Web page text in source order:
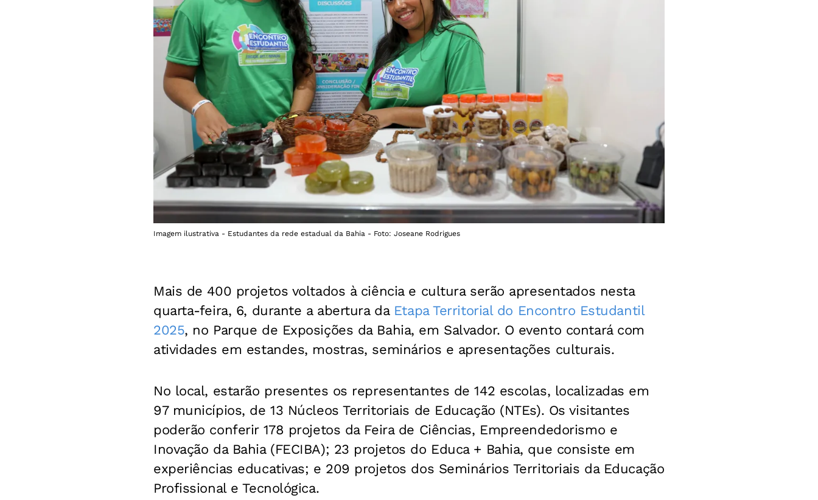
Imagem ilustrativa - Estudantes da rede estadual da Bahia - Foto: Joseane Rodrigues
Mais de 400 projetos voltados à ciência e cultura serão apresentados nesta
quarta-feira, 6, durante a abertura da Etapa Territorial do Encontro Estudantil
2025, no Parque de Exposições da Bahia, em Salvador. O evento contará com
atividades em estandes, mostras, seminários e apresentações culturais.
No local, estarão presentes os representantes de 142 escolas, localizadas em
97 municípios, de 13 Núcleos Territoriais de Educação (NTEs). Os visitantes
poderão conferir 178 projetos da Feira de Ciências, Empreendedorismo e
Inovação da Bahia (FECIBA); 23 projetos do Educa + Bahia, que consiste em
experiências educativas; e 209 projetos dos Seminários Territoriais da Educação
Profissional e Tecnológica.